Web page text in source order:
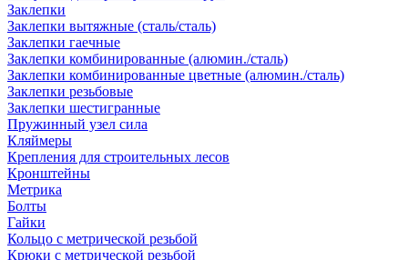
Заклепки
Заклепки вытяжные (сталь/сталь)
Заклепки гаечные
Заклепки комбинированные (алюмин./сталь)
Заклепки комбинированные цветные (алюмин./сталь)
Заклепки резьбовые
Заклепки шестигранные
Пружинный узел сила
Кляймеры
Крепления для строительных лесов
Кронштейны
Метрика
Болты
Гайки
Кольцо с метрической резьбой
Крюки с метрической резьбой